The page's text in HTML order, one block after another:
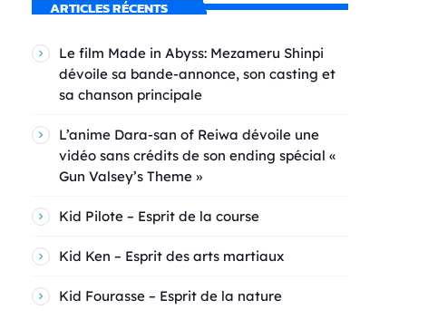
ARTICLES RÉCENTS
Le film Made in Abyss: Mezameru Shinpi
dévoile sa bande-annonce, son casting et
sa chanson principale
L’anime Dara-san of Reiwa dévoile une
vidéo sans crédits de son ending spécial «
Gun Valsey’s Theme »
Kid Pilote – Esprit de la course
Kid Ken – Esprit des arts martiaux
Kid Fourasse – Esprit de la nature